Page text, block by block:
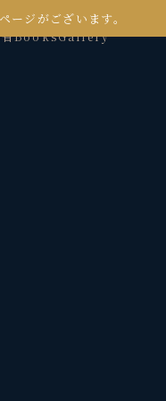
ージがございます。
BooksGallery